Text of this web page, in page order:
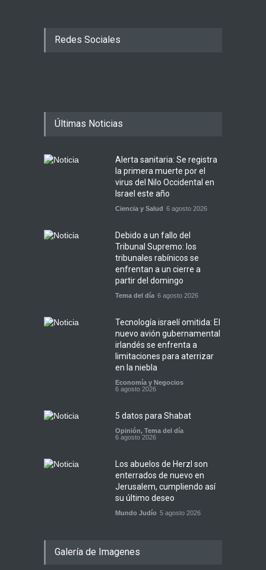
Redes Sociales
Últimas Noticias
Alerta sanitaria: Se registra
la primera muerte por el
virus del Nilo Occidental en
Israel este año
Ciencia y Salud 6 agosto 2026
Debido a un fallo del
Tribunal Supremo: los
tribunales rabínicos se
enfrentan a un cierre a
partir del domingo
Tema del día 6 agosto 2026
Tecnología israelí omitida: El
nuevo avión gubernamental
irlandés se enfrenta a
limitaciones para aterrizar
en la niebla
Economía y Negocios
6 agosto 2026
5 datos para Shabat
Opinión, Tema del día
6 agosto 2026
Los abuelos de Herzl son
enterrados de nuevo en
Jerusalem, cumpliendo así
su último deseo
Mundo Judío 5 agosto 2026
Galería de Imagenes